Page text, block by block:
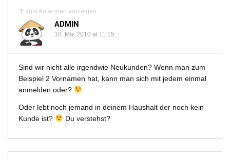
Zum Antworten anmelden
ADMIN
10. Mai 2010 at 11:15
Sind wir nicht alle irgendwie Neukunden? Wenn man zum
Beispiel 2 Vornamen hat, kann man sich mit jedem einmal
anmelden oder?
Oder lebt noch jemand in deinem Haushalt der noch kein
Kunde ist?
Du verstehst?